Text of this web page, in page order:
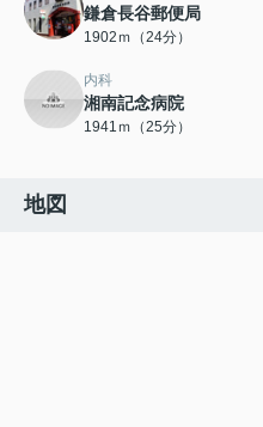
鎌倉長谷郵便局
1902ｍ（24分）
内科
湘南記念病院
1941ｍ（25分）
地図